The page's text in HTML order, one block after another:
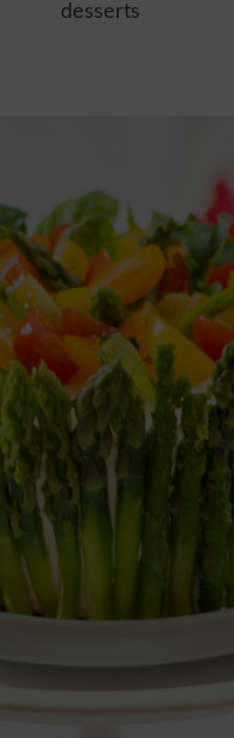
desserts